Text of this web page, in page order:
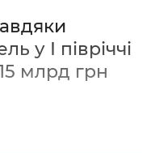
у І півріччі
млрд грн